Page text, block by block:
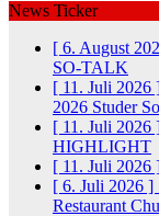
News Ticker
[ 6. August
SO-TALK
[ 11. Juli 2026
2026 Studer
[ 11. Juli 2026
HIGHLIGHT
[ 11. Juli 2026
[ 6. Juli 2026 ]
Restaurant